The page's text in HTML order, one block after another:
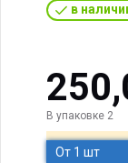
в
В упаковке 2
От 1 шт